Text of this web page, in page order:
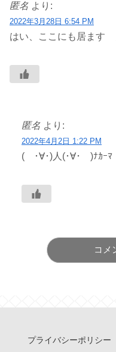
匿名 より:
2022年3月28日 6:54 PM
はい、ここにも居ます
匿名 より:
2022年4月2日 1:22 PM
( ･∀･)人(･∀･ )ﾅｶｰﾏ
コメ
プライバシーポリシー